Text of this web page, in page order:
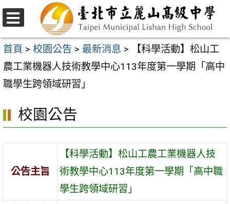
跳
至
主
要
內
區
選
單
首頁 > 校園公告 > 最新消息 >
【科學活動】松山工
農工業機器人技術教學中心113年度第一學期「高中
職學生跨領域研習」
校園公告
公告主旨
【科學活動】松山工農工業機器人技
術教學中心113年度第一學期「高中職
學生跨領域研習」